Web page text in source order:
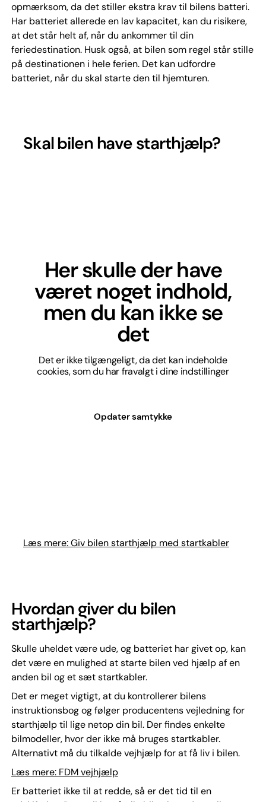
opmærksom, da det stiller ekstra krav til bilens batteri.
Har batteriet allerede en lav kapacitet, kan du risikere,
at det står helt af, når du ankommer til din
feriedestination. Husk også, at bilen som regel står stille
på destinationen i hele ferien. Det kan udfordre
batteriet, når du skal starte den til hjemturen.
Skal bilen have starthjælp?
Her skulle der have
været noget indhold,
men du kan ikke se
det
Det er ikke tilgængeligt, da det kan indeholde
cookies, som du har fravalgt i dine indstillinger
Opdater samtykke
Læs mere: Giv bilen starthjælp med startkabler
Hvordan giver du bilen
starthjælp?
Skulle uheldet være ude, og batteriet har givet op, kan
det være en mulighed at starte bilen ved hjælp af en
anden bil og et sæt startkabler.
Det er meget vigtigt, at du kontrollerer bilens
instruktionsbog og følger producentens vejledning for
starthjælp til lige netop din bil. Der findes enkelte
bilmodeller, hvor der ikke må bruges startkabler.
Alternativt må du tilkalde vejhjælp for at få liv i bilen.
Læs mere: FDM vejhjælp
Er batteriet ikke til at redde, så er det tid til en